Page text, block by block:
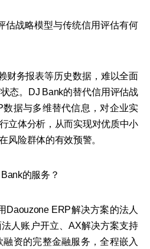
估战略模型与传统信用评估有何
财务报表等历史数据，难以全面
态。DJ Bank的替代信用评估战
据与多维替代信息，对企业实
立体分析，从而实现对优质中小
风险群体的有效预警。
的服务？
Daouzone ERP解决方案的法人
人账户开立、AX解决方案支持
资的完整金融服务，全程嵌入